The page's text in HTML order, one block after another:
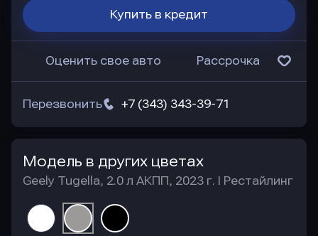
Купить в кредит
Оценить свое авто Рассрочка
+7 (343) 343-39-71
Перезвонить
Модель в других цветах
Geely Tugella, 2.0 л АКПП, 2023 г. I Рестайлинг